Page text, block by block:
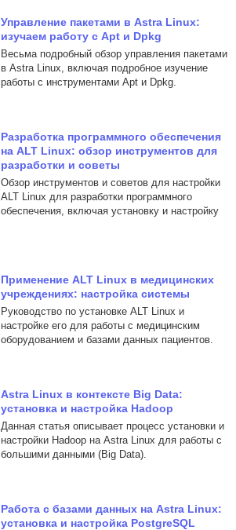
Управление пакетами в Astra Linux:
изучаем работу с Apt и Dpkg
Весьма подробный обзор управления пакетами
в Astra Linux, включая подробное изучение
работы с инструментами Apt и Dpkg.
Разработка программного обеспечения
на ALT Linux: обзор инструментов для
разработки и советы
Обзор инструментов и советов для настройки
ALT Linux для разработки программного
обеспечения, включая установку и настройку
Применение ALT Linux в медицинских
учреждениях: настройка системы
Руководство по установке ALT Linux и
настройке его для работы с медицинским
оборудованием и базами данных пациентов.
Astra Linux в контексте Big Data:
установка и настройка Hadoop
Данная статья описывает процесс установки и
настройки Hadoop на Astra Linux для работы с
большими данными (Big Data).
Работа с базами данных на Astra Linux:
установка и настройка PostgreSQL